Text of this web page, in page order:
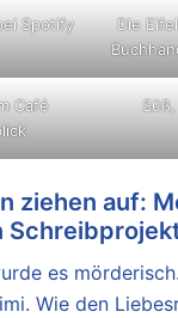
Spotify
Die
Café
ziehen auf:
es
Wie den